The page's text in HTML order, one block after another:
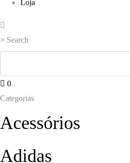
Loja
× Search
0
Categorias
Acessórios
Adidas